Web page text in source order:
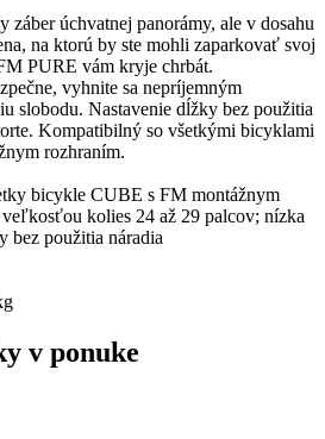
úchvatnej panorámy, ale v dosahu
na ktorú by ste mohli zaparkovať svoj
PURE vám kryje chrbát.
vyhnite sa nepríjemným
slobodu. Nastavenie dĺžky bez použitia
Kompatibilný so všetkými bicyklami
rozhraním.
bicykle CUBE s FM montážnym
kolies 24 až 29 palcov; nízka
bez použitia náradia
v ponuke